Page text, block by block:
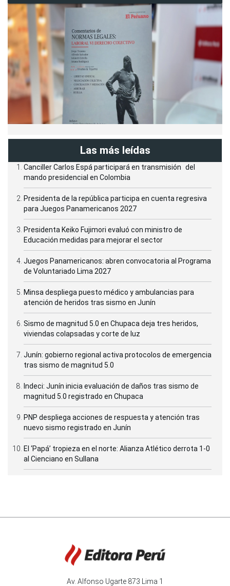
Las más leídas
Canciller Carlos Espá participará en transmisión del
mando presidencial en Colombia
Presidenta de la república participa en cuenta regresiva
para Juegos Panamericanos 2027
Presidenta Keiko Fujimori evaluó con ministro de
Educación medidas para mejorar el sector
Juegos Panamericanos: abren convocatoria al Programa
de Voluntariado Lima 2027
Minsa despliega puesto médico y ambulancias para
atención de heridos tras sismo en Junín
Sismo de magnitud 5.0 en Chupaca deja tres heridos,
viviendas colapsadas y corte de luz
Junín: gobierno regional activa protocolos de emergencia
tras sismo de magnitud 5.0
Indeci: Junín inicia evaluación de daños tras sismo de
magnitud 5.0 registrado en Chupaca
PNP despliega acciones de respuesta y atención tras
nuevo sismo registrado en Junín
El ‘Papá’ tropieza en el norte: Alianza Atlético derrota 1-0
al Cienciano en Sullana
Av. Alfonso Ugarte 873 Lima 1